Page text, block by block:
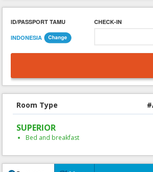
ID/PASSPORT TAMU
INDONESIA
CHECK-IN
Room Type
SUPERIOR
Bed and breakfast